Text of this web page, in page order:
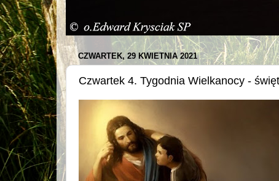
CZWARTEK, 29 KWIETNIA 2021
Czwartek 4. Tygodnia Wielkanocy -